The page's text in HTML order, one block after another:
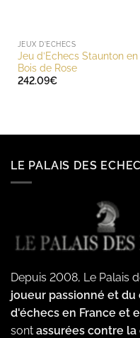
JEUX D'ECHECS
Jeu d’Echecs Staunton en
Bois de Rose
242.09€
LE PALAIS DES
Depuis 2008, Le Palais
joueur passionné et
d'échecs en France et
sont assurées contre la